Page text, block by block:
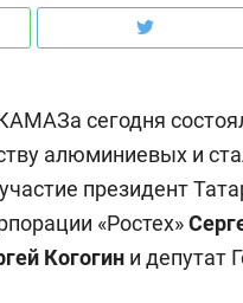
сегодня
алюминиевых и
президент
«Ростех»
Когогин и депутат